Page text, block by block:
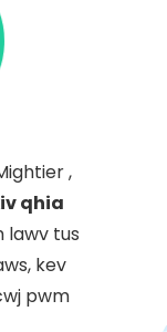
,
qhia
lawv tus
kev
pwm